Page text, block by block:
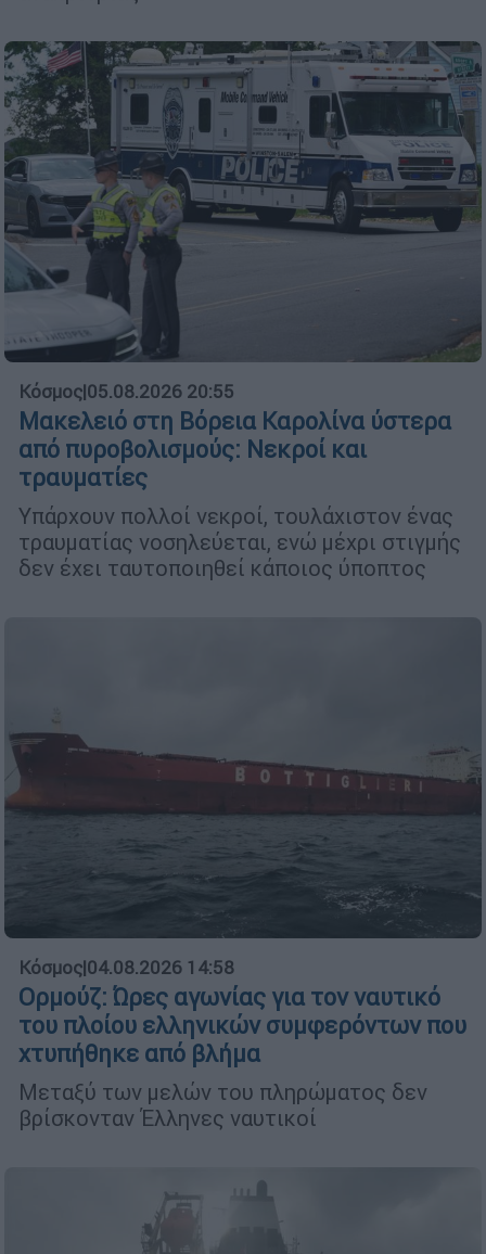
Κόσμος|05.08.2026 20:55
Μακελειό στη Βόρεια Καρολίνα ύστερα
από πυροβολισμούς: Νεκροί και
τραυματίες
Υπάρχουν πολλοί νεκροί, τουλάχιστον ένας
τραυματίας νοσηλεύεται, ενώ μέχρι στιγμής
δεν έχει ταυτοποιηθεί κάποιος ύποπτος
Κόσμος|04.08.2026 14:58
Ορμούζ: Ώρες αγωνίας για τον ναυτικό
του πλοίου ελληνικών συμφερόντων που
χτυπήθηκε από βλήμα
Μεταξύ των μελών του πληρώματος δεν
βρίσκονταν Έλληνες ναυτικοί